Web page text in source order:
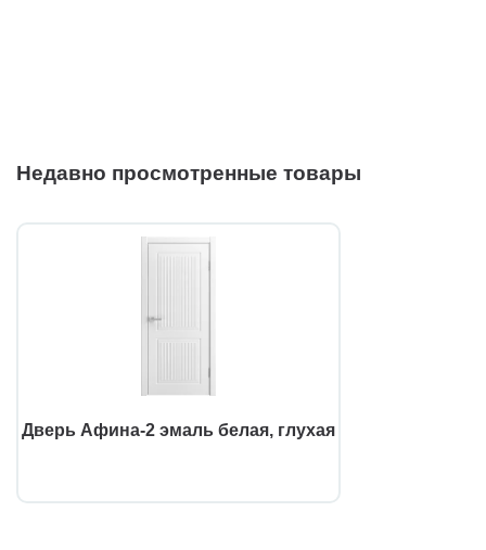
Недавно просмотренные товары
Дверь Афина-2 эмаль белая, глухая